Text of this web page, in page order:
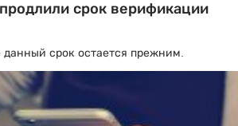
срок верификации
срок остается прежним.